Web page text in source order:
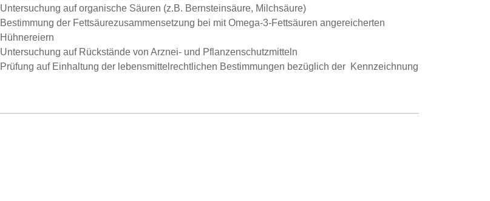
Untersuchung auf organische Säuren (z.B. Bernsteinsäure, Milchsäure)
Bestimmung der Fettsäurezusammensetzung bei mit Omega-3-Fettsäuren angereicherten
Hühnereiern
Untersuchung auf Rückstände von Arznei- und Pflanzenschutzmitteln
Prüfung auf Einhaltung der lebensmittelrechtlichen Bestimmungen bezüglich der Kennzeichnung